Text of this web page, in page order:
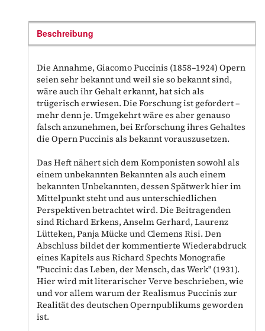
Beschreibung
Die Annahme, Giacomo Puccinis (1858–1924) Opern
seien sehr bekannt und weil sie so bekannt sind,
wäre auch ihr Gehalt erkannt, hat sich als
trügerisch erwiesen. Die Forschung ist gefordert –
mehr denn je. Umgekehrt wäre es aber genauso
falsch anzunehmen, bei Erforschung ihres Gehaltes
die Opern Puccinis als bekannt vorauszusetzen.
Das Heft nähert sich dem Komponisten sowohl als
einem unbekannten Bekannten als auch einem
bekannten Unbekannten, dessen Spätwerk hier im
Mittelpunkt steht und aus unterschiedlichen
Perspektiven betrachtet wird. Die Beitragenden
sind Richard Erkens, Anselm Gerhard, Laurenz
Lütteken, Panja Mücke und Clemens Risi. Den
Abschluss bildet der kommentierte Wiederabdruck
eines Kapitels aus Richard Spechts Monografie
"Puccini: das Leben, der Mensch, das Werk" (1931).
Hier wird mit literarischer Verve beschrieben, wie
und vor allem warum der Realismus Puccinis zur
Realität des deutschen Opernpublikums geworden
ist.